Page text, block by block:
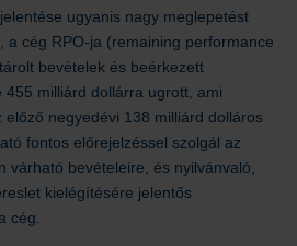
ugyanis nagy meglepetést
a cég RPO-ja (remaining performance
bevételek és beérkezett
milliárd dollárra ugrott, ami
negyedévi 138 milliárd dolláros
fontos előrejelzéssel szolgál az
várható bevételeire, és nyilvánvaló,
kielégítésére jelentős
cég.